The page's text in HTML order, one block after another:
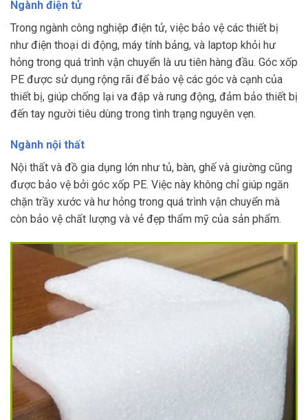
Ngành điện tử
Trong ngành công nghiệp điện tử, việc bảo vệ các thiết bị
như điện thoại di động, máy tính bảng, và laptop khỏi hư
hỏng trong quá trình vận chuyển là ưu tiên hàng đầu. Góc xốp
PE được sử dụng rộng rãi để bảo vệ các góc và cạnh của
thiết bị, giúp chống lại va đập và rung động, đảm bảo thiết bị
đến tay người tiêu dùng trong tình trạng nguyên vẹn.
Ngành nội thất
Nội thất và đồ gia dụng lớn như tủ, bàn, ghế và giường cũng
được bảo vệ bởi góc xốp PE. Việc này không chỉ giúp ngăn
chặn trầy xước và hư hỏng trong quá trình vận chuyển mà
còn bảo vệ chất lượng và vẻ đẹp thẩm mỹ của sản phẩm.